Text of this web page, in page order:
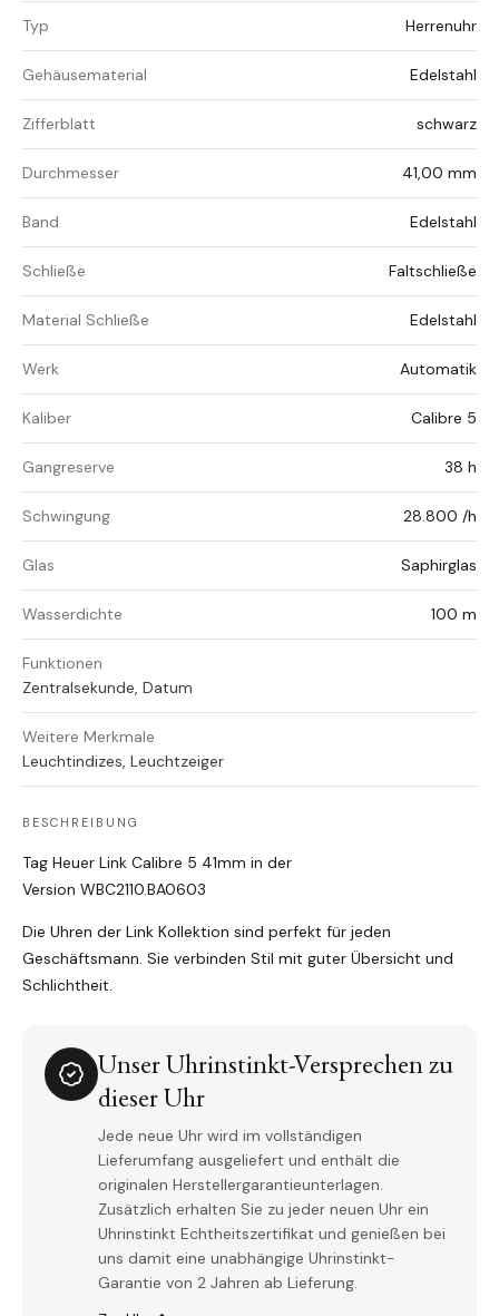
Typ Herrenuhr
Gehäusematerial Edelstahl
Zifferblatt schwarz
Durchmesser 41,00 mm
Band Edelstahl
Schließe Faltschließe
Material Schließe Edelstahl
Werk Automatik
Kaliber Calibre 5
Gangreserve 38 h
Schwingung 28.800 /h
Glas Saphirglas
Wasserdichte 100 m
Funktionen
Zentralsekunde, Datum
Weitere Merkmale
Leuchtindizes, Leuchtzeiger
BESCHREIBUNG
Tag Heuer Link Calibre 5 41mm in der
Version WBC2110.BA0603
Die Uhren der Link Kollektion sind perfekt für jeden
Geschäftsmann. Sie verbinden Stil mit guter Übersicht und
Schlichtheit.
Unser Uhrinstinkt-Versprechen zu
dieser Uhr
Jede neue Uhr wird im vollständigen
Lieferumfang ausgeliefert und enthält die
originalen Herstellergarantieunterlagen.
Zusätzlich erhalten Sie zu jeder neuen Uhr ein
Uhrinstinkt Echtheitszertifikat und genießen bei
uns damit eine unabhängige Uhrinstinkt-
Garantie von 2 Jahren ab Lieferung.